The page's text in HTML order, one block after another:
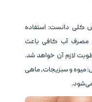
کلی دانست: استفاده
مصرف آب کافی باعث
لازم آن خواهد شد.
میوه و سبزیجات، ماهی